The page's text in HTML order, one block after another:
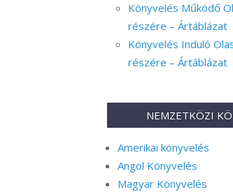
Könyvelés Működő
részére – Ártáblázat
Könyvelés Induló
részére – Ártáblázat
NEMZETKÖZI
Amerikai könyvelés
Angol Könyvelés
Magyar Könyvelés